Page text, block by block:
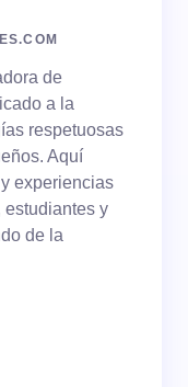
de
a la
respetuosas
Aquí
experiencias
estudiantes y
de la